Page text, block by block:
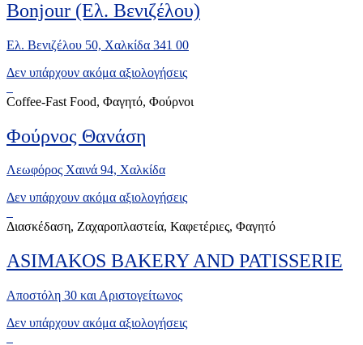
Bonjour (Ελ. Βενιζέλου)
Ελ. Βενιζέλου 50, Χαλκίδα 341 00
Δεν υπάρχουν ακόμα αξιολογήσεις
Coffee-Fast Food, Φαγητό, Φούρνοι
Φούρνος Θανάση
Λεωφόρος Χαινά 94, Xαλκίδα
Δεν υπάρχουν ακόμα αξιολογήσεις
Διασκέδαση, Ζαχαροπλαστεία, Καφετέριες, Φαγητό
ASIMAKOS BAKERY AND PATISSERIE
Αποστόλη 30 και Αριστογείτωνος
Δεν υπάρχουν ακόμα αξιολογήσεις